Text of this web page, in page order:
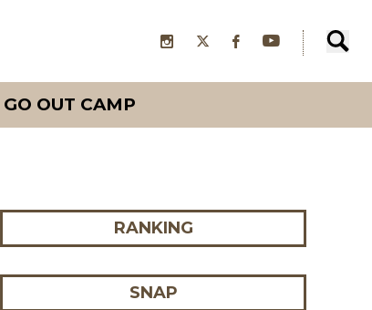
GO OUT CAMP
RANKING
SNAP